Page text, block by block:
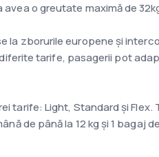
o greutate maximă de
la zborurile europene și
tarife, pasagerii pot
tarife: Light, Standard și
de până la 12 kg și 1